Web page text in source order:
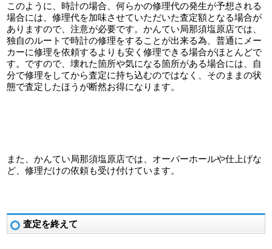
このように、時計の場合、何らかの修理代の発生が予想される
場合には、修理代を加味させていただいた査定額となる場合が
ありますので、注意が必要です。かんてい局那須塩原店では、
独自のルートで時計の修理をすることが出来る為、普通にメー
カーに修理を依頼するよりも安く修理できる場合がほとんどで
す。ですので、壊れた箇所や気になる箇所がある場合には、自
分で修理をしてから査定に持ち込むのではなく、そのままの状
態で査定したほうが断然お得になります。
また、かんてい局那須塩原店では、オーバーホールや仕上げな
ど、修理だけの依頼も受け付けています。
査定を終えて